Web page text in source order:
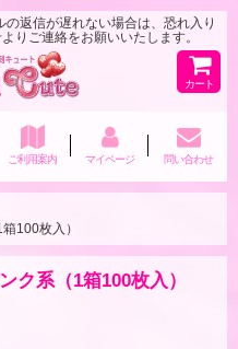
返信が遅れない場合は、恐れ入り
りご連絡をお願いいたします。
カート
ご利用案内 マイページ 問い合わせ
100枚入）
系（1箱100枚入）